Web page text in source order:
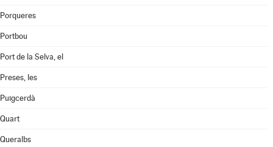
Porqueres
Portbou
Port de la Selva, el
Preses, les
Puigcerdà
Quart
Queralbs